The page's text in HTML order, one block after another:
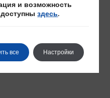
и возможность
доступныздесь.
все Настройки